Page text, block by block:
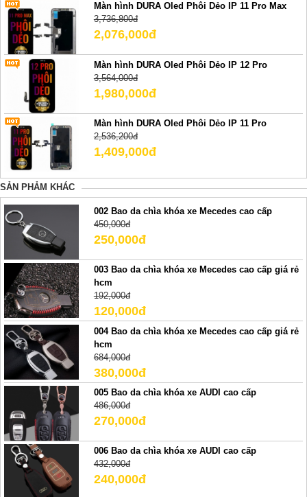
Màn hình DURA Oled Phôi Dẻo IP 11 Pro Max
3,736,800đ
2,076,000đ
Màn hình DURA Oled Phôi Dẻo IP 12 Pro
3,564,000đ
1,980,000đ
Màn hình DURA Oled Phôi Dẻo IP 11 Pro
2,536,200đ
1,409,000đ
SẢN PHẢM KHÁC
002 Bao da chìa khóa xe Mecedes cao cấp
450,000đ
250,000đ
003 Bao da chìa khóa xe Mecedes cao cấp giá rẻ
hcm
192,000đ
120,000đ
004 Bao da chìa khóa xe Mecedes cao cấp giá rẻ
hcm
684,000đ
380,000đ
005 Bao da chìa khóa xe AUDI cao cấp
486,000đ
270,000đ
006 Bao da chìa khóa xe AUDI cao cấp
432,000đ
240,000đ